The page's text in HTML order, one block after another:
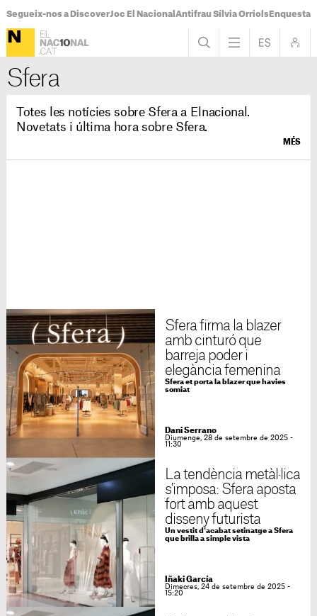
Segueix-nos a DiscoverJoc El Nacional Antifrau Sílvia OrriolsEnquesta
Sfera
Totes les notícies sobre Sfera a Elnacional.
Novetats i última hora sobre Sfera.
MÉS
Sfera firma la blazer
amb cinturó que
barreja poder i
elegància femenina
Sfera et porta la blazer que havies
somiat
Dani Serrano
Diumenge, 28 de setembre de 2025 -
11:30
La tendència metàl·lica
s'imposa: Sfera aposta
fort amb aquest
disseny futurista
Un vestit d'acabat setinatge a Sfera
que brilla a simple vista
Iñaki García
Dimecres, 24 de setembre de 2025 -
15:20